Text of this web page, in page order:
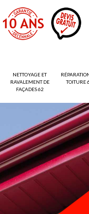
NETTOYAGE ET
RAVALEMENT DE
FAÇADES 62
TOITURE